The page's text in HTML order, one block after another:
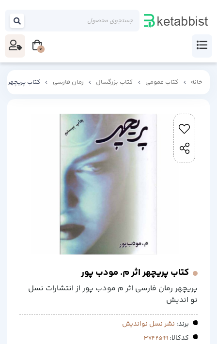
خانه کتاب عمومی کتاب بزرگسال رمان فارسی کتاب پریچهر
کتاب پریچهر اثر م. مودب پور
پریچهر رمان فارسی اثر م مودب پور از انتشارات نسل
نو اندیش
برند: نشر نسل نواندیش
کدکالا:
0